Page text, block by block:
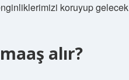
koruyup gelecek
alır?